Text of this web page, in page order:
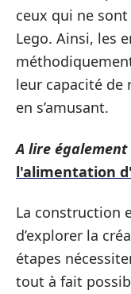
ceux qui ne
Lego. Ainsi, les
leur capacité de
en s’amusant.
A lire également
l'alimentation
La construction
d’explorer la
étapes
tout à fait